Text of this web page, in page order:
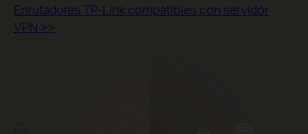
Enrutadores TP-Link compatibles con servidor
VPN >>